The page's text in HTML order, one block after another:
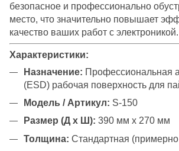
безопасное и профессионально
место, что значительно повышает
качество ваших работ с электроникой.
Характеристики:
Назначение: Профессиональная
(ESD) рабочая поверхность для
Модель / Артикул: S-150
Размер (Д x Ш): 390 мм x 270 мм
Толщина: Стандартная